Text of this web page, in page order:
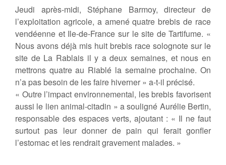
Jeudi après-midi, Stéphane Barmoy, directeur de
l’exploitation agricole, a amené quatre brebis de race
vendéenne et Ile-de-France sur le site de Tartifume. «
Nous avons déjà mis huit brebis race solognote sur le
site de La Rablais il y a deux semaines, et nous en
mettrons quatre au Riablé la semaine prochaine. On
n’a pas besoin de les faire hiverner » a-t-il précisé.
« Outre l’impact environnemental, les brebis favorisent
aussi le lien animal-citadin » a souligné Aurélie Bertin,
responsable des espaces verts, ajoutant : « Il ne faut
surtout pas leur donner de pain qui ferait gonfler
l’estomac et les rendrait gravement malades. »